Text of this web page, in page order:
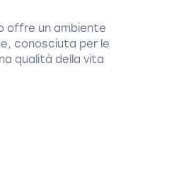
offre un ambiente
conosciuta per le
qualità della vita